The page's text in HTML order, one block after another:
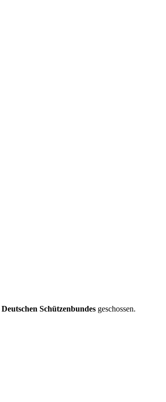
Deutschen Schützenbundes geschossen.